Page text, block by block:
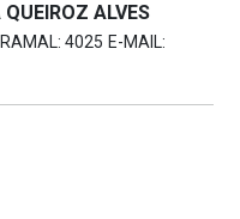
ALVES
RAMAL: 4025 E-MAIL: